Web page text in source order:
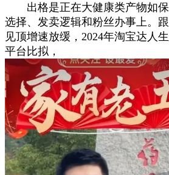
出格是正在大健康类产物如保
选择、发卖逻辑和粉丝办事上。
见顶增速放缓，2024年淘宝达人
平台比拟，